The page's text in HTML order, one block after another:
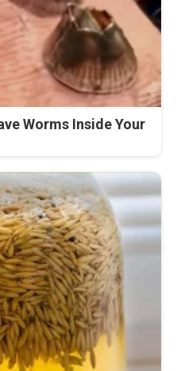
Worms Inside Your